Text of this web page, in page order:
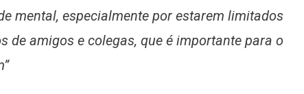
mental, especialmente por estarem limitados
de amigos e colegas, que é importante para o